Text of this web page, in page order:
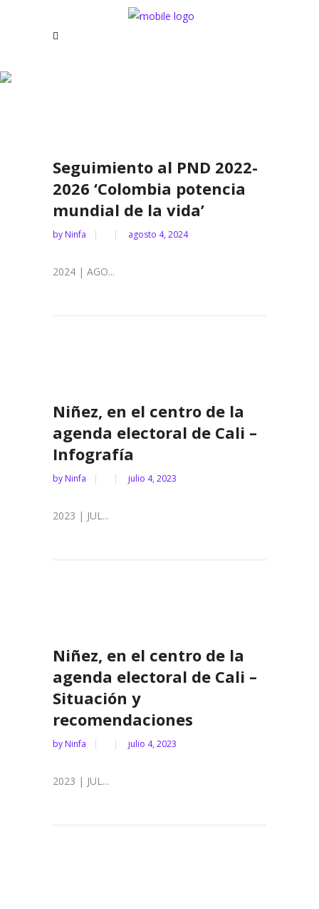
Seguimiento al PND 2022-
2026 ‘Colombia potencia
mundial de la vida’
by Ninfa agosto 4, 2024
2024 | AGO...
Niñez, en el centro de la
agenda electoral de Cali –
Infografía
by Ninfa julio 4, 2023
2023 | JUL...
Niñez, en el centro de la
agenda electoral de Cali –
Situación y
recomendaciones
by Ninfa julio 4, 2023
2023 | JUL...